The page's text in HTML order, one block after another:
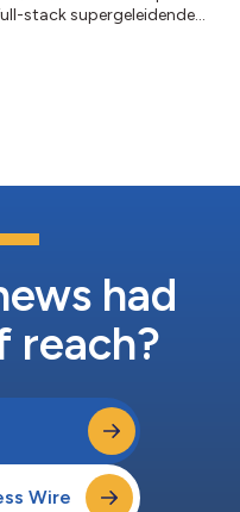
stack supergeleidende
en de chemische,
gevestigd in Berlijn.
had
reach?
Wire